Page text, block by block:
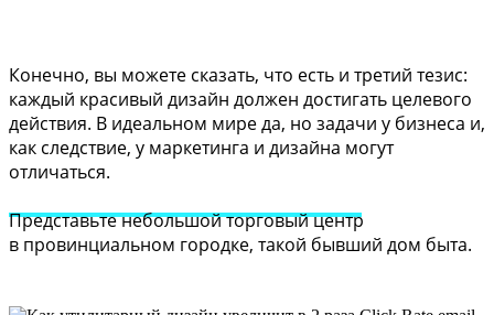
Конечно, вы можете сказать, что есть и третий тезис:
каждый красивый дизайн должен достигать целевого
действия. В идеальном мире да, но задачи у бизнеса и,
как следствие, у маркетинга и дизайна могут
отличаться.
Представьте небольшой торговый центр
в провинциальном городке, такой бывший дом быта.